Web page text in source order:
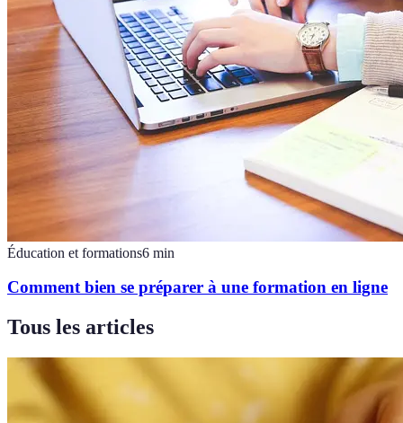
Éducation et formations6 min
Comment bien se préparer à une formation en ligne
Tous les articles